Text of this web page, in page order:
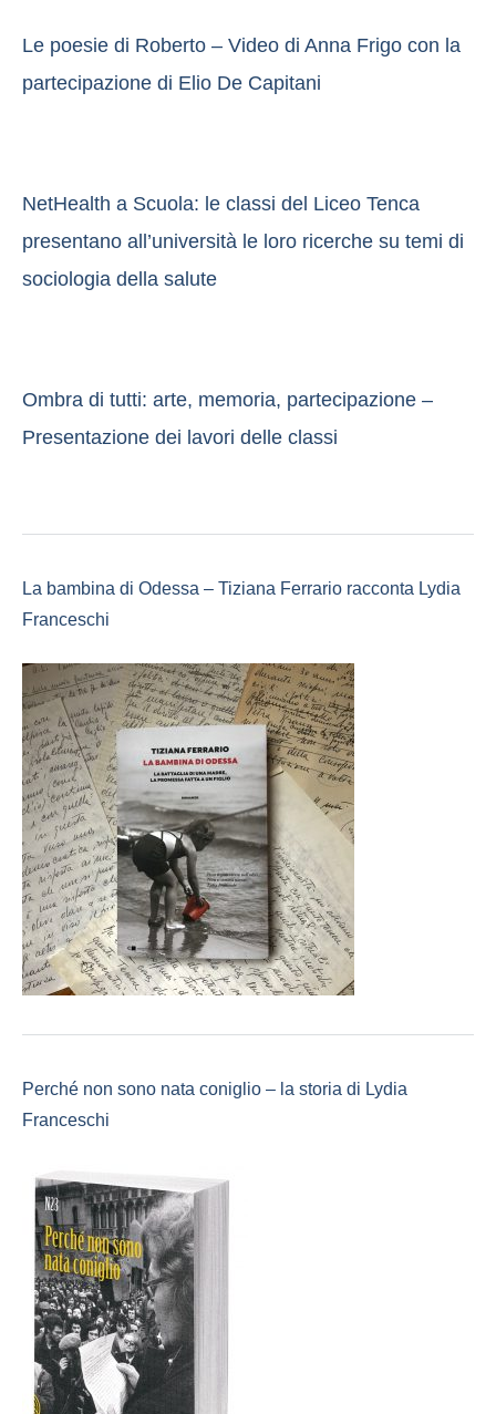
Le poesie di Roberto – Video di Anna Frigo con la
partecipazione di Elio De Capitani
NetHealth a Scuola: le classi del Liceo Tenca
presentano all’università le loro ricerche su temi di
sociologia della salute
Ombra di tutti: arte, memoria, partecipazione –
Presentazione dei lavori delle classi
La bambina di Odessa – Tiziana Ferrario racconta Lydia
Franceschi
Perché non sono nata coniglio – la storia di Lydia
Franceschi